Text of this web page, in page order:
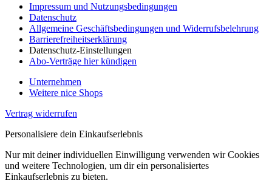
Impressum und Nutzungsbedingungen
Datenschutz
Allgemeine Geschäftsbedingungen und Widerrufsbelehrung
Barrierefreiheitserklärung
Datenschutz-Einstellungen
Abo-Verträge hier kündigen
Unternehmen
Weitere nice Shops
Vertrag widerrufen
Personalisiere dein Einkaufserlebnis
Nur mit deiner individuellen Einwilligung verwenden wir Cookies
und weitere Technologien, um dir ein personalisiertes
Einkaufserlebnis zu bieten.